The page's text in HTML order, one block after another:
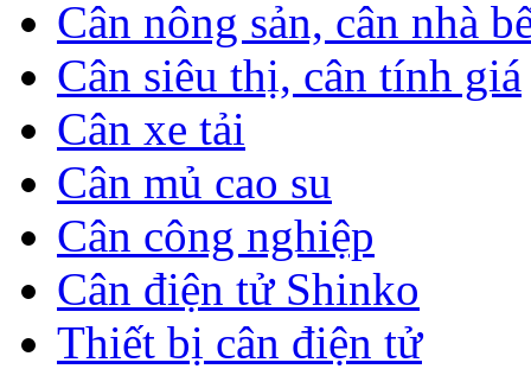
Cân nông sản, cân nhà
Cân siêu thị, cân tính giá
Cân xe tải
Cân mủ cao su
Cân công nghiệp
Cân điện tử Shinko
Thiết bị cân điện tử